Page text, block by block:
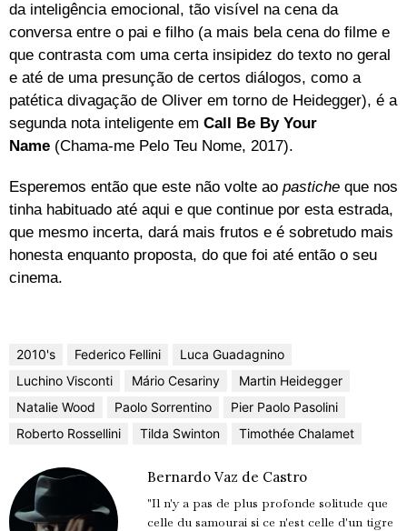
da inteligência emocional, tão visível na cena da
conversa entre o pai e filho (a mais bela cena do filme e
que contrasta com uma certa insipidez do texto no geral
e até de uma presunção de certos diálogos, como a
patética divagação de Oliver em torno de Heidegger), é a
segunda nota inteligente em Call Be By Your
Name (Chama-me Pelo Teu Nome, 2017).
Esperemos então que este não volte ao pastiche que nos
tinha habituado até aqui e que continue por esta estrada,
que mesmo incerta, dará mais frutos e é sobretudo mais
honesta enquanto proposta, do que foi até então o seu
cinema.
2010's Federico Fellini
Luca Guadagnino
Luchino Visconti
Mário Cesariny
Martin Heidegger
Natalie Wood
Paolo Sorrentino
Pier Paolo Pasolini
Roberto Rossellini
Tilda Swinton Timothée Chalamet
Bernardo Vaz de Castro
"Il n'y a pas de plus profonde solitude que
celle du samourai si ce n'est celle d'un tigre